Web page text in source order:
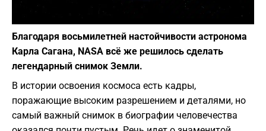
Благодаря восьмилетней настойчивости астронома
Карла Сагана, NASA всё же решилось сделать
легендарный снимок Земли.
​В истории освоения космоса есть кадры,
поражающие высоким разрешением и деталями, но
самый важный снимок в биографии человечества